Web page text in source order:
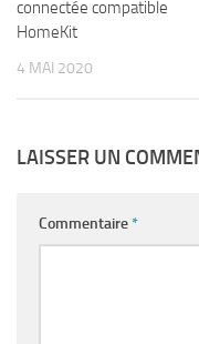
connectée compatible
HomeKit
4 MAI 2020
LAISSER UN
Commentaire*